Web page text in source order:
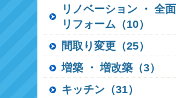
リノベーション ・ 全面
リフォーム（10）
間取り変更（25）
増築 ・ 増改築（3）
キッチン（31）